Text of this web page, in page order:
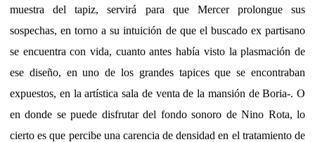
muestra del tapiz, servirá para que Mercer prolongue sus
sospechas, en torno a su intuición de que el buscado ex partisano
se encuentra con vida, cuanto antes había visto la plasmación de
ese diseño, en uno de los grandes tapices que se encontraban
expuestos, en la artística sala de venta de la mansión de Boria-. O
en donde se puede disfrutar del fondo sonoro de Nino Rota, lo
cierto es que percibe una carencia de densidad en el tratamiento de